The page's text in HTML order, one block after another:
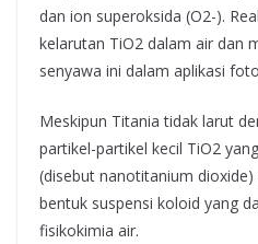
dan ion superoksida (O2-).
kelarutan TiO2 dalam air dan
senyawa ini dalam aplikasi
Meskipun Titania tidak larut
partikel-partikel kecil TiO2
(disebut nanotitanium
bentuk suspensi koloid yang
fisikokimia air.